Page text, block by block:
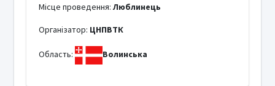
Місце проведення: Люблинець
Організатор: ЦНПВТК
Область: Волинська